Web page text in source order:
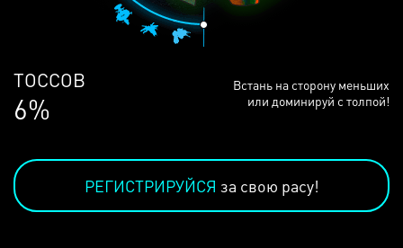
ЛЮДЕЙ
68%
Встань на сторону меньших
или доминируй с толпой!
РЕГИСТРИРУЙСЯ за свою расу!